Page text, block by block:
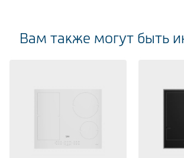
Вам также могут быть